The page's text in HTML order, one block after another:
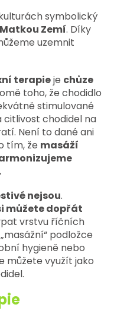
symbolický
Zemí. Díky
uzemnit
terapieje chůze
toho, že chodidlo
stimulované
citlivost chodidel na
Není to dané ani
tím, že masáží
nejsou.
můžete dopřát
vrstvu říčních
podložce
hygieně nebo
můžete využít jako